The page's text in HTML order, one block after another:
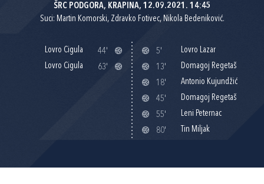
ŠRC PODGORA, KRAPINA, 12.09.2021. 14:45
Suci: Martin Komorski, Zdravko Fotivec, Nikola Bedeniković.
Lovro Cigula
44'
Lovro Cigula
63'
5'
Lovro Lazar
13'
Domagoj Regetaš
18'
Antonio Kujundžić
45'
Domagoj Regetaš
55'
Leni Peternac
80'
Tin Miljak